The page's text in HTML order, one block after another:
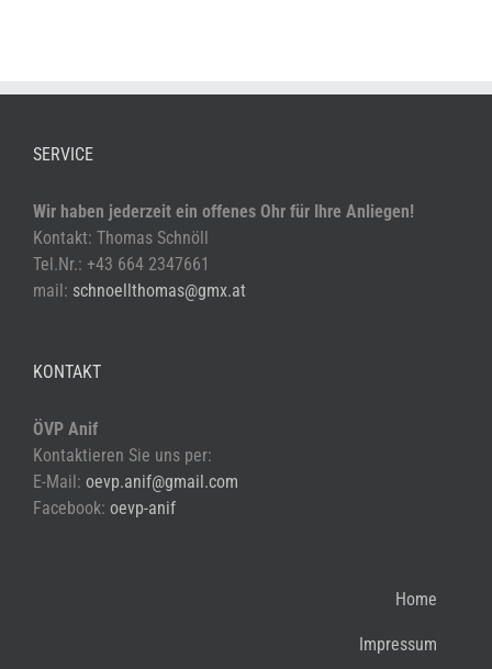
SERVICE
Wir haben jederzeit ein offenes Ohr für Ihre Anliegen!
Kontakt: Thomas Schnöll
Tel.Nr.: +43 664 2347661
mail: schnoellthomas@gmx.at
KONTAKT
ÖVP Anif
Kontaktieren Sie uns per:
E-Mail: oevp.anif@gmail.com
Facebook: oevp-anif
Home
Impressum